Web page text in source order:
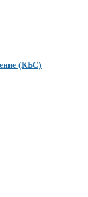
(КБС)